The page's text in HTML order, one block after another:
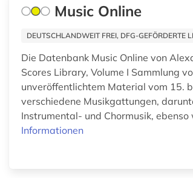
Music Online
DEUTSCHLANDWEIT FREI, DFG-GEFÖRDERTE
Die Datenbank Music Online von
Scores Library, Volume I Sammlung
unveröffentlichtem Material vom 15.
verschiedene Musikgattungen,
Instrumental- und Chormusik,
Informationen